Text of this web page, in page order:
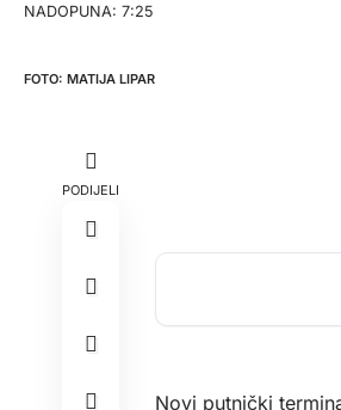
NADOPUNA: 7:25
MATIJA LIPAR
PODIJELI
Novi putnički